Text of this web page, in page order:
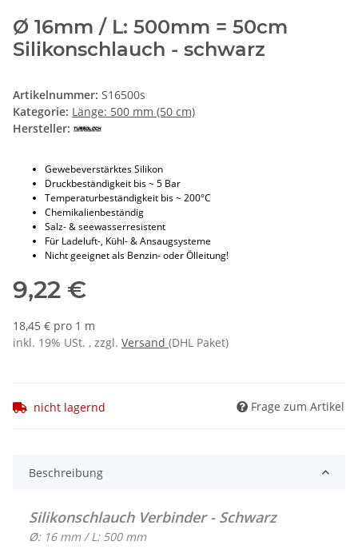
Ø 16mm / L: 500mm = 50cm
Silikonschlauch - schwarz
Artikelnummer: S16500s
Kategorie: Länge: 500 mm (50 cm)
Hersteller:
Gewebeverstärktes Silikon
Druckbeständigkeit bis ~ 5 Bar
Temperaturbeständigkeit bis ~ 200°C
Chemikalienbeständig
Salz- & seewasserresistent
Für Ladeluft-, Kühl- & Ansaugsysteme
Nicht geeignet als Benzin- oder Ölleitung!
9,22 €
18,45 € pro 1 m
inkl. 19% USt. , zzgl. Versand (DHL Paket)
nicht lagernd Frage zum Artikel
Beschreibung
Silikonschlauch Verbinder - Schwarz
Ø: 16 mm / L: 500 mm